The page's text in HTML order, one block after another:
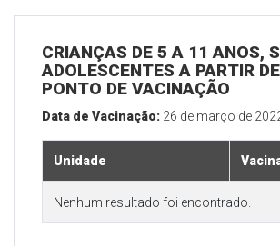
CRIANÇAS DE 5 A 11 ANOS,
ADOLESCENTES A PARTIR
PONTO DE VACINAÇÃO
Data de Vacinação: 26 de março de
Unidade
Nenhum resultado foi encontrado.